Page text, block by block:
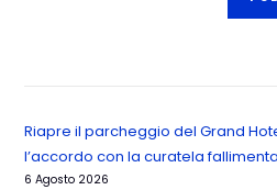
Riapre il parcheggio del Grand
l’accordo con la curatela
6 Agosto 2026